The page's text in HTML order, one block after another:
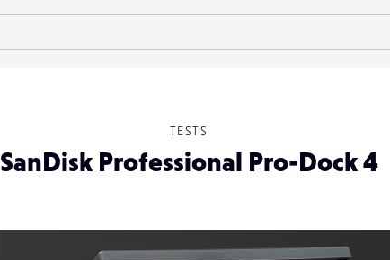
TESTS
SanDisk Professional Pro-Dock 4